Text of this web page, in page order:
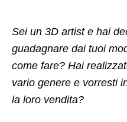
Sei un 3D artist e hai
guadagnare dai tuoi
come fare? Hai
vario genere e vorresti
la loro vendita?